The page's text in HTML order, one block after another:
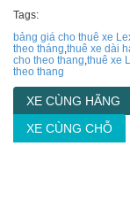
Tags:
bảng giá cho thuê xe
theo tháng thuê xe dài
cho theo thang thuê xe
theo thang
XE CÙNG HÃNG
XE CÙNG CHỖ